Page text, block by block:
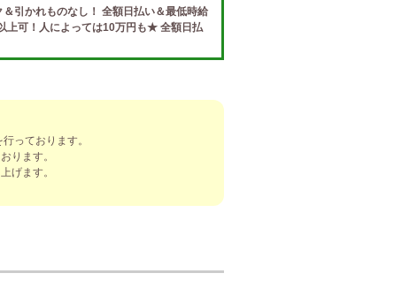
引かれものなし！ 全額日払い＆最低時給
上可！人によっては10万円も★ 全額日払
る待遇をそろえております！ 雑費等、経
っております。
ります。
げます。